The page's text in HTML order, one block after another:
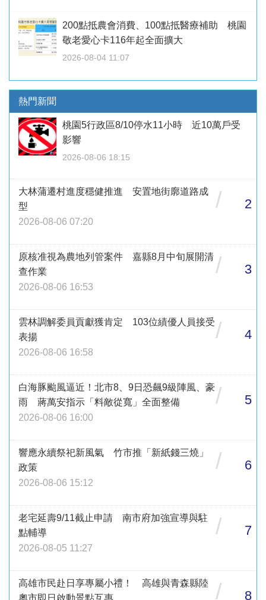
200點抵農會消費、100點抵醫療補助 桃園
敬老愛心卡116年起全面擴大
2026-08-04 11:07
熱門新聞
桃園5行政區8/10停水11小時 近10萬戶受
影響
2026-08-06 18:15
大林蒲遷村進度穩健推進 安置地街廓道路成
型
2026-08-06 07:20
/ 2
原核准視為農地列管案件 嘉縣8月中旬展開清
查作業
2026-08-06 16:53
/ 3
雲林調解委員貢獻獲肯定 103位績優人員接受
表揚
2026-08-06 16:58
/ 4
白海豚颱風逼近！北市8、9日恐飆9級陣風、豪
雨 蔣萬安指示「料敵從寬」全面整備
2026-08-06 16:00
/ 5
響應永續祭祀新風氣 竹市推「新紙錢三燒」
政策
2026-08-06 15:12
/ 6
老宅延壽9/11截止申請 南市府加強宣導與駐
點輔導
2026-08-05 11:27
/ 7
高雄市民赴日享專屬小禮！ 高雄與青森縣陸
奧市即日啟動景點互惠
/ 8